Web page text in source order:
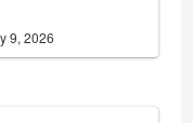
9, 2026